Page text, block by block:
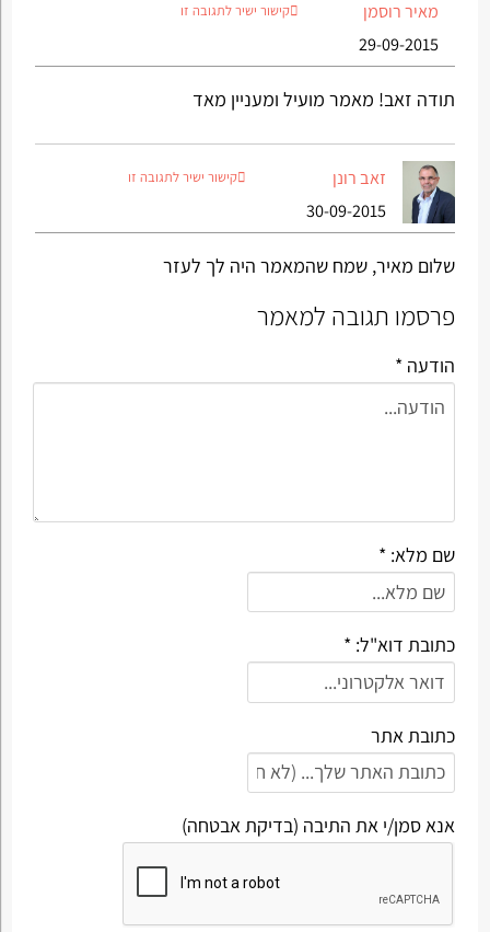
מאיר רוסמן
29-09-2015
קישור ישיר לתגובה זו
תודה זאב! מאמר מועיל ומעניין מאד
זאב רונן
30-09-2015
קישור ישיר לתגובה זו
שלום מאיר, שמח שהמאמר היה לך לעזר
פרסמו תגובה למאמר
הודעה *
שם מלא: *
כתובת דוא"ל: *
כתובת אתר
אנא סמן/י את התיבה (בדיקת אבטחה)